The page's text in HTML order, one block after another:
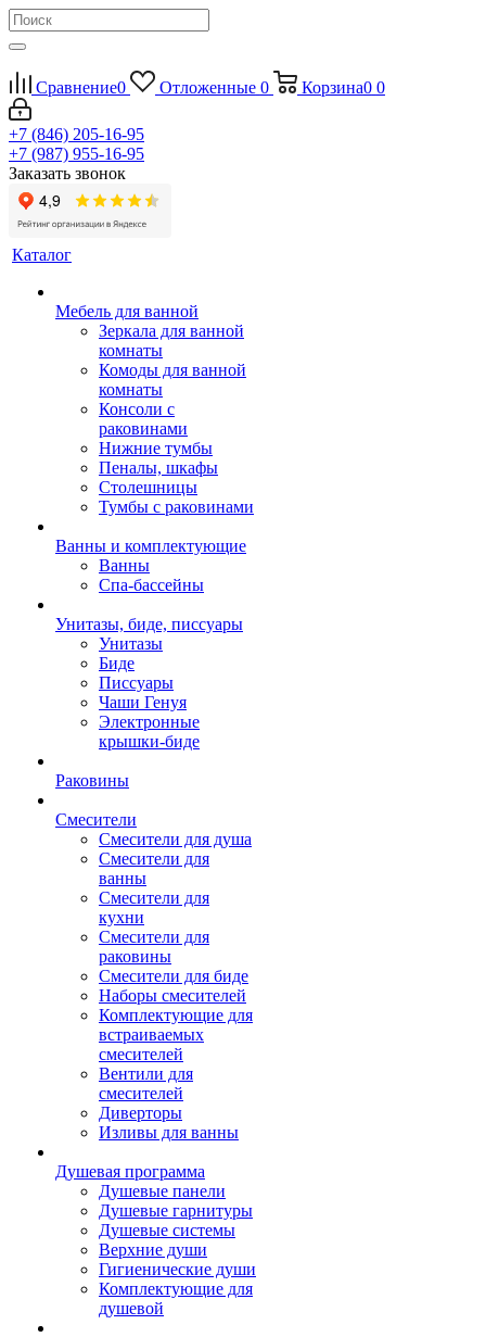
Сравнение0 Отложенные 0 Корзина0 0
+7 (846) 205-16-95
+7 (987) 955-16-95
Заказать звонок
Каталог
Мебель для ванной
Зеркала для ванной
комнаты
Комоды для ванной
комнаты
Консоли с
раковинами
Нижние тумбы
Пеналы, шкафы
Столешницы
Тумбы с раковинами
Ванны и комплектующие
Ванны
Спа-бассейны
Унитазы, биде, писсуары
Унитазы
Биде
Писсуары
Чаши Генуя
Электронные
крышки-биде
Раковины
Смесители
Смесители для душа
Смесители для
ванны
Смесители для
кухни
Смесители для
раковины
Смесители для биде
Наборы смесителей
Комплектующие для
встраиваемых
смесителей
Вентили для
смесителей
Диверторы
Изливы для ванны
Душевая программа
Душевые панели
Душевые гарнитуры
Душевые системы
Верхние души
Гигиенические души
Комплектующие для
душевой